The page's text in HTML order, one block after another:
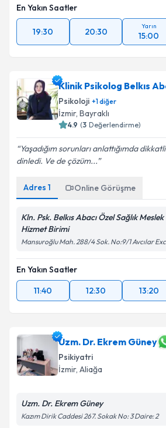
En Yakın Saatler
19:30 20:30
Yarın
15:00
Klinik Psikolog Belkıs
Psikoloji +1diğer
İzmir, Bayraklı
4.9 (3 Değerlendirme)
Yaşadığım sorunları anlattığımda
dinledi. Ve de çözüm...
Adres 1 Online Görüşme
Kln. Psk. Belkıs Abacı Özel Sağlık Meslek
Hizmet Birimi
Mansuroğlu Mah. 288/4 Sok. No:9/1 Avcılar
En Yakın Saatler
11:40
12:30 13:20
Uzm. Dr. Ekrem Güney
Psikiyatri
İzmir, Aliağa
Uzm. Dr. Ekrem Güney
Kazım Dirik Caddesi 267. Sokak No: 3 Daire: 2